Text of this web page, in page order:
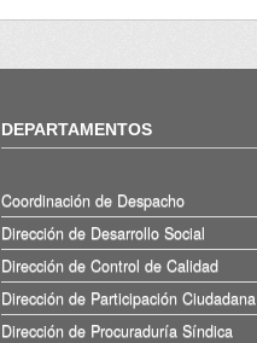
DEPARTAMENTOS
Coordinación de Despacho
Dirección de Desarrollo Social
Dirección de Control de Calidad
Dirección de Participación Ciudadana
Dirección de Procuraduría Síndica